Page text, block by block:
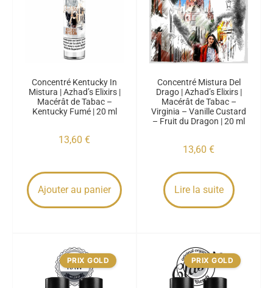
Concentré Kentucky In
Mistura | Azhad’s Elixirs |
Macérât de Tabac –
Kentucky Fumé | 20 ml
13,60 €
Ajouter au panier
Concentré Mistura Del
Drago | Azhad’s Elixirs |
Macérât de Tabac –
Virginia – Vanille Custard
– Fruit du Dragon | 20 ml
13,60 €
Lire la suite
PRIX GOLD PRIX GOLD